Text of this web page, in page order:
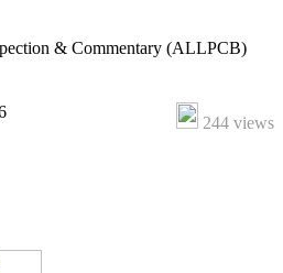
& Commentary (ALLPCB)
244 views